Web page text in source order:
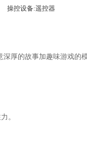
操控设备:遥控器
厚的故事加趣味游戏的
。